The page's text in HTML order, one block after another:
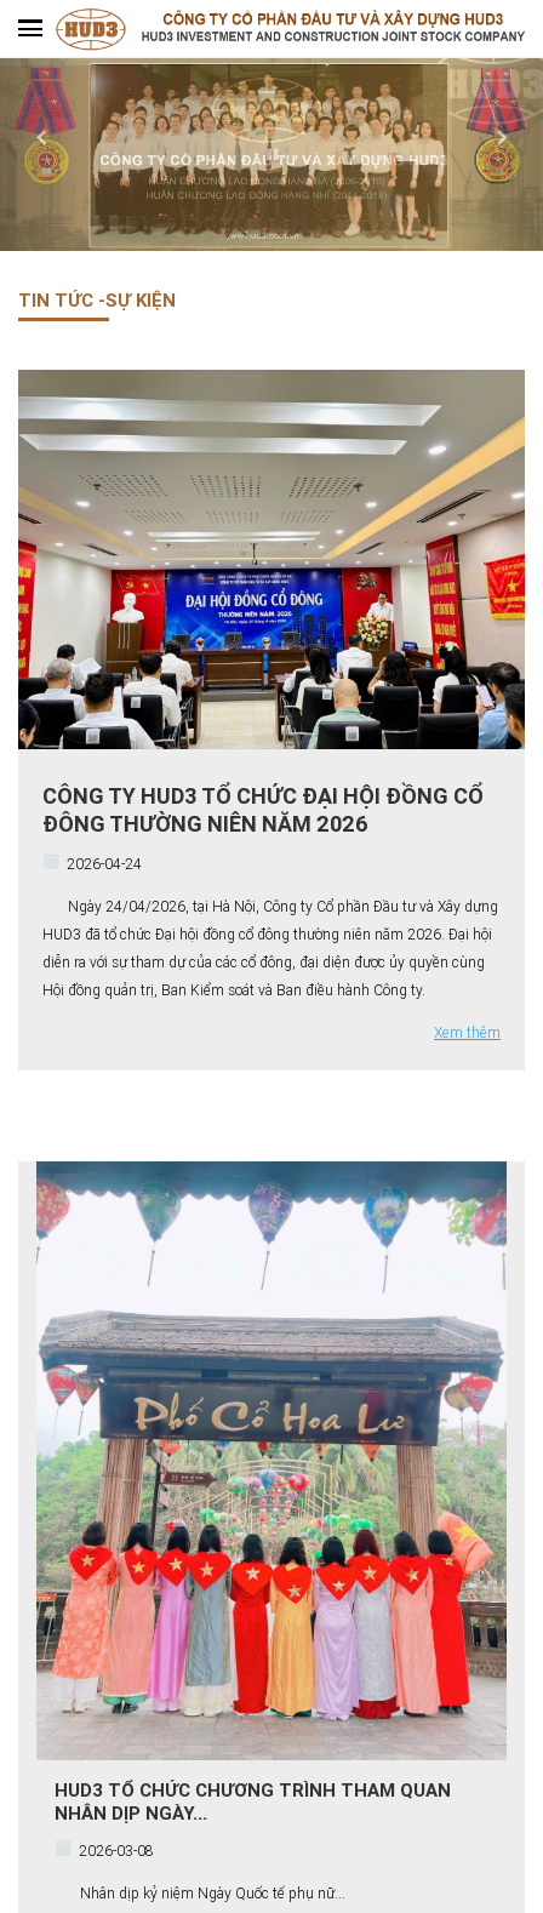
TIN TỨC -SỰ KIỆN
CÔNG TY HUD3 TỔ CHỨC ĐẠI HỘI ĐỒNG CỔ
ĐÔNG THƯỜNG NIÊN NĂM 2026
2026-04-24
Ngày 24/04/2026, tại Hà Nội, Công ty Cổ phần Đầu tư và Xây dựng
HUD3 đã tổ chức Đại hội đồng cổ đông thường niên năm 2026. Đại hội
diễn ra với sự tham dự của các cổ đông, đại diện được ủy quyền cùng
Hội đồng quản trị, Ban Kiểm soát và Ban điều hành Công ty.
Xem thêm
HUD3 TỔ CHỨC CHƯƠNG TRÌNH THAM QUAN
NHÂN DỊP NGÀY...
2026-03-08
Nhân dịp kỷ niệm Ngày Quốc tế phụ nữ...